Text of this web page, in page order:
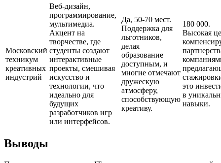
Московский
техникум
креативных
индустрий
Веб-дизайн,
программирование,
мультимедиа.
Акцент на
творчестве, где
студенты создают
интерактивные
проекты, смешивая
искусство и
технологии, что
идеально для
будущих
разработчиков игр
или интерфейсов.
Да, 50-70 мест.
Поддержка для
льготников,
делая
образование
доступным, и
многие отмечают
дружескую
атмосферу,
способствующую
креативу.
180 000.
Высокая
это
в
навыки.
Выводы